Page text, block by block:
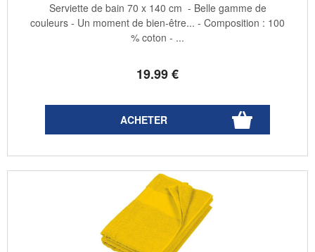
19.99€
Serviette de bain 70 x 140 cm - Belle gamme de
couleurs - Un moment de bien-être... - Composition : 100
% coton - ...